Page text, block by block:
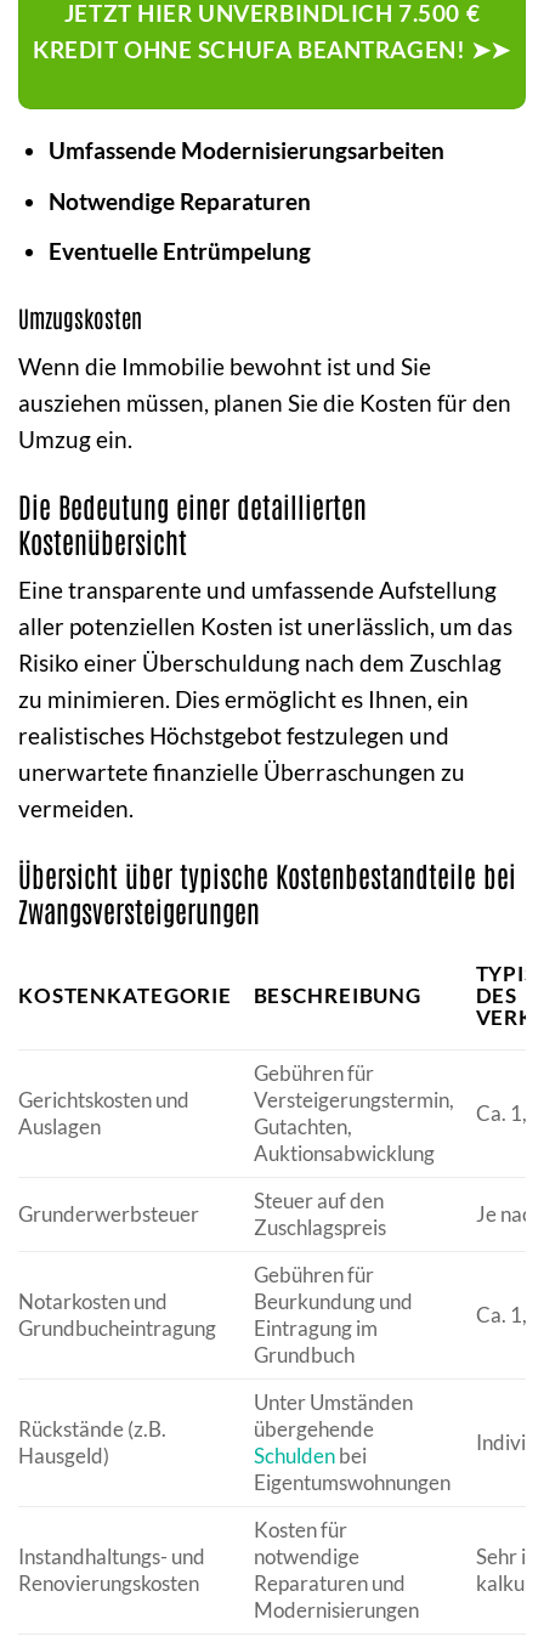
JETZT HIER UNVERBINDLICH 7.500 €
KREDIT OHNE SCHUFA BEANTRAGEN! ➤➤
Umfassende Modernisierungsarbeiten
Notwendige Reparaturen
Eventuelle Entrümpelung
Umzugskosten
Wenn die Immobilie bewohnt ist und Sie
ausziehen müssen, planen Sie die Kosten für den
Umzug ein.
Die Bedeutung einer detaillierten
Kostenübersicht
Eine transparente und umfassende Aufstellung
aller potenziellen Kosten ist unerlässlich, um das
Risiko einer Überschuldung nach dem Zuschlag
zu minimieren. Dies ermöglicht es Ihnen, ein
realistisches Höchstgebot festzulegen und
unerwartete finanzielle Überraschungen zu
vermeiden.
Übersicht über typische Kostenbestandteile bei
Zwangsversteigerungen
KOSTENKATEGORIE BESCHREIBUNG
DES
Gerichtskosten und
Auslagen
Gebühren für
Versteigerungstermin,
Gutachten,
Auktionsabwicklung
Ca.
Grunderwerbsteuer
Steuer auf den
Zuschlagspreis
Je
Notarkosten und
Grundbucheintragung
Gebühren für
Beurkundung und
Eintragung im
Grundbuch
Ca.
Rückstände (z.B.
Hausgeld)
Unter Umständen
übergehende
Schuldenbei
Eigentumswohnungen
Instandhaltungs- und
Renovierungskosten
Kosten für
notwendige
Reparaturen und
Modernisierungen
Sehr